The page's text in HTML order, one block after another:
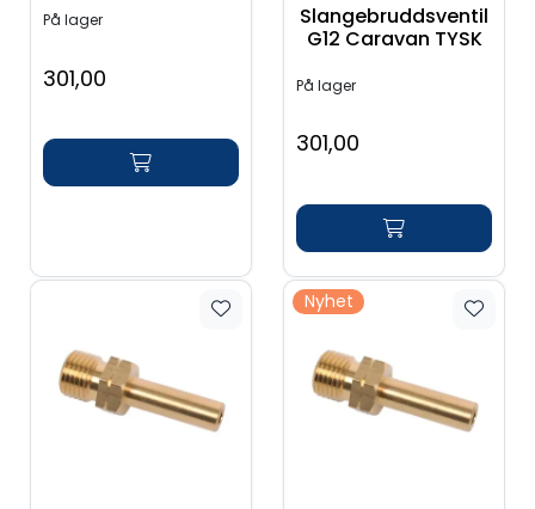
På lager
301,00
Slangebruddsventil
G12 Caravan TYSK
På lager
301,00
Nyhet